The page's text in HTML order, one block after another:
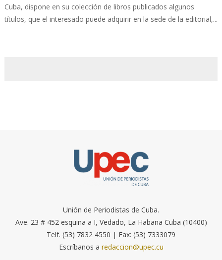
Cuba, dispone en su colección de libros publicados algunos
títulos, que el interesado puede adquirir en la sede de la editorial,...
Unión de Periodistas de Cuba.
Ave. 23 # 452 esquina a I, Vedado, La Habana Cuba (10400)
Telf. (53) 7832 4550 | Fax: (53) 7333079
Escríbanos a redaccion@upec.cu